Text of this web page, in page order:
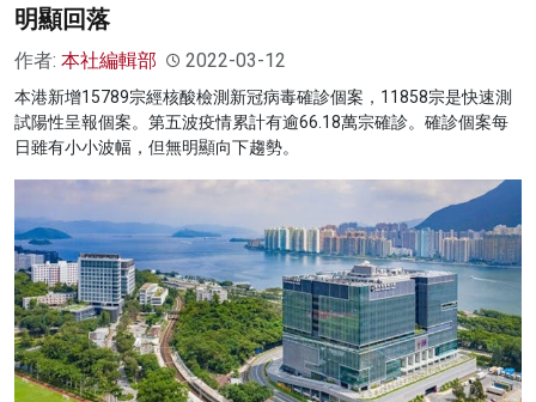
明顯回落
作者: 本社編輯部 2022-03-12
本港新增15789宗經核酸檢測新冠病毒確診個案，11858宗是快速測
試陽性呈報個案。第五波疫情累計有逾66.18萬宗確診。確診個案每
日雖有小小波幅，但無明顯向下趨勢。